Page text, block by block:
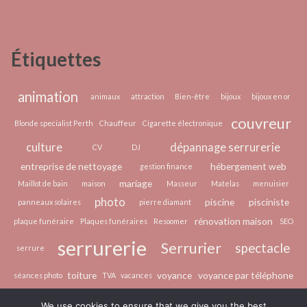
du
présentées
par
Emile
Ouosso
Étiquettes
animation animaux attraction Bien-être bijoux bijoux en or
Blonde specialist Perth Chauffeur Cigarette électronique couvreur
culture CV DJ dépannage serrurerie
entreprise de nettoyage gestion finance hébergement web
Maillot de bain maison mariage Masseur Matelas menuisier
panneaux solaires photo pierre diamant piscine pisciniste
plaque funéraire Plaques funéraires Resoomer rénovation maison SEO
serrure serrurerie Serrurier spectacle
séances photo toiture TVA vacances voyance voyance par téléphone
épilation laser